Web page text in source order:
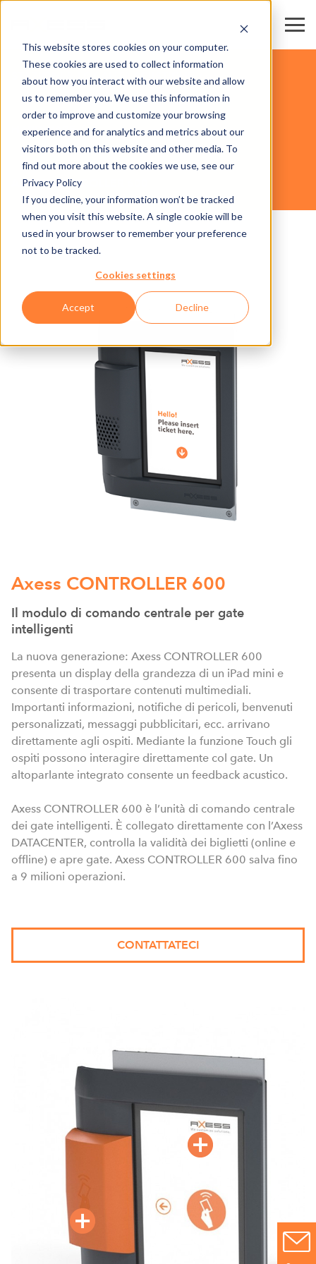
This website stores cookies on your computer.
These cookies are used to collect information
about how you interact with our website and allow
us to remember you. We use this information in
order to improve and customize your browsing
experience and for analytics and metrics about our
visitors both on this website and other media. To
find out more about the cookies we use, see our
Privacy Policy
If you decline, your information won’t be tracked
when you visit this website. A single cookie will be
used in your browser to remember your preference
not to be tracked.
Cookies settings
Accept Decline
AXESS CONTROLLER 600
HARDWARE
STAZIONI & LOCALITÀ SCIISTICHE
Axess CONTROLLER 600
Il modulo di comando centrale per gate
intelligenti
La nuova generazione: Axess CONTROLLER 600
presenta un display della grandezza di un iPad mini e
consente di trasportare contenuti multimediali.
Importanti informazioni, notifiche di pericoli, benvenuti
personalizzati, messaggi pubblicitari, ecc. arrivano
direttamente agli ospiti. Mediante la funzione Touch gli
ospiti possono interagire direttamente col gate. Un
altoparlante integrato consente un feedback acustico.
Axess CONTROLLER 600 è l’unità di comando centrale
dei gate intelligenti. È collegato direttamente con l’Axess
DATACENTER, controlla la validità dei biglietti (online e
offline) e apre gate. Axess CONTROLLER 600 salva fino
a 9 milioni operazioni.
CONTATTATECI